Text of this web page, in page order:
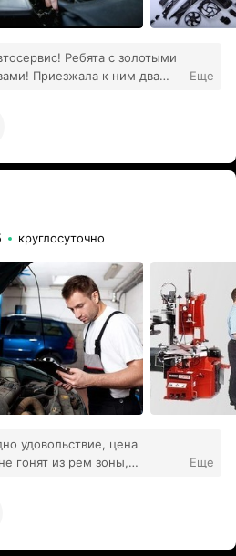
Ребята с золотыми
Приезжала к ним два
ремонт! Огромное спасибо...
Еще
круглосуточно
удовольствие, цена
гонят из рем зоны,
разводят, наоборот, если
просто посмотреть, то
Еще